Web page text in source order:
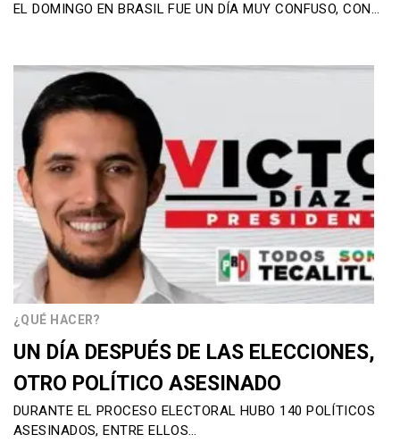
EL DOMINGO EN BRASIL FUE UN DÍA MUY CONFUSO, CON…
¿QUÉ HACER?
UN DÍA DESPUÉS DE LAS ELECCIONES,
OTRO POLÍTICO ASESINADO
DURANTE EL PROCESO ELECTORAL HUBO 140 POLÍTICOS
ASESINADOS, ENTRE ELLOS…